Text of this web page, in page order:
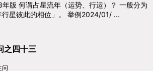
版 何谓占星流年（运势、行运）？ 一般分为
星彼此的相位」。 举例2024/01/ ...
之四十三
问